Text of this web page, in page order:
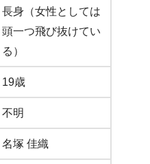
長身（女性としては
頭一つ飛び抜けてい
る）
19歳
不明
名塚 佳織